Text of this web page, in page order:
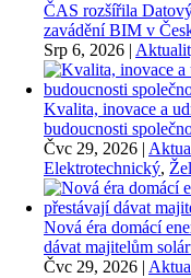
ČAS rozšířila
zavádění BIM v
Srp 6, 2026 |
Kvalita, inovace a
budoucnosti
Čvc 29, 2026 |
Elektrotechnický,
Nová éra domácí
dávat majitelům
Čvc 29, 2026 |